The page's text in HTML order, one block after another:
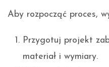
Aby rozpocząć proces,
Przygotuj projekt
materiał i wymiary.